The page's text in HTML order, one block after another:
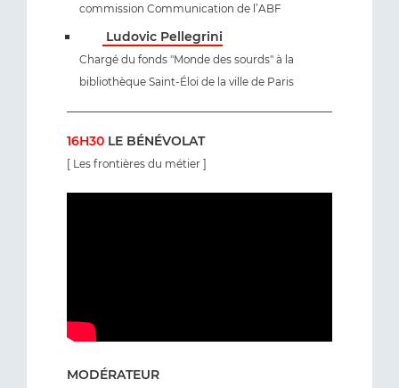
commission Communication de l’ABF
Ludovic Pellegrini
Chargé du fonds "Monde des sourds" à la
bibliothèque Saint-Éloi de la ville de Paris
16H30 LE BÉNÉVOLAT
[ Les frontières du métier ]
MODÉRATEUR